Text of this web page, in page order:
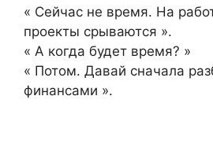
« Сейчас не время. На
проекты срываются ».
« А когда будет время? »
« Потом. Давай сначала
финансами ».